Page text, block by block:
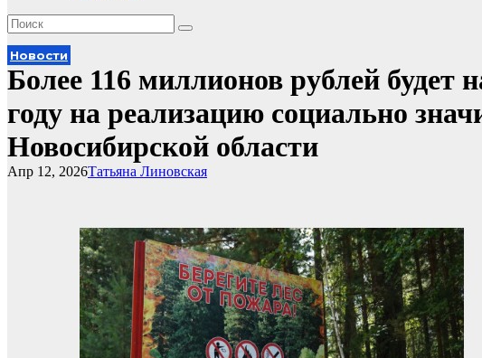
Новости
Более 116 миллионов рублей будет
году на реализацию социально
Новосибирской области
Татьяна Линовская
Апр 12, 2026